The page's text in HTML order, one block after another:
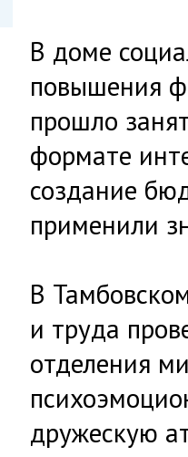
В доме
повышения
прошло
формате
создание
применили
В
и труда
отделения
дружескую